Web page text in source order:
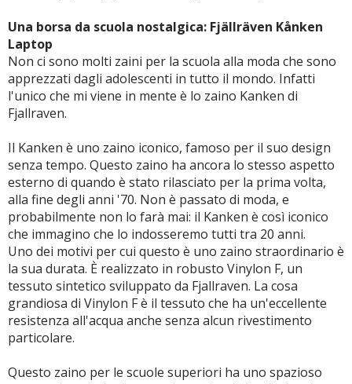
Una borsa da scuola nostalgica: Fjällräven Kånken
Laptop
Non ci sono molti zaini per la scuola alla moda che sono
apprezzati dagli adolescenti in tutto il mondo. Infatti
l'unico che mi viene in mente è lo zaino Kanken di
Fjallraven.
Il Kanken è uno zaino iconico, famoso per il suo design
senza tempo. Questo zaino ha ancora lo stesso aspetto
esterno di quando è stato rilasciato per la prima volta,
alla fine degli anni '70. Non è passato di moda, e
probabilmente non lo farà mai: il Kanken è così iconico
che immagino che lo indosseremo tutti tra 20 anni.
Uno dei motivi per cui questo è uno zaino straordinario è
la sua durata. È realizzato in robusto Vinylon F, un
tessuto sintetico sviluppato da Fjallraven. La cosa
grandiosa di Vinylon F è il tessuto che ha un'eccellente
resistenza all'acqua anche senza alcun rivestimento
particolare.
Questo zaino per le scuole superiori ha uno spazioso